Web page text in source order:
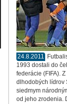
24.8.2011
1993 dostali do
federácie (FIFA).
dlhodobých lídrov
siedmym
od jeho zrodenia.